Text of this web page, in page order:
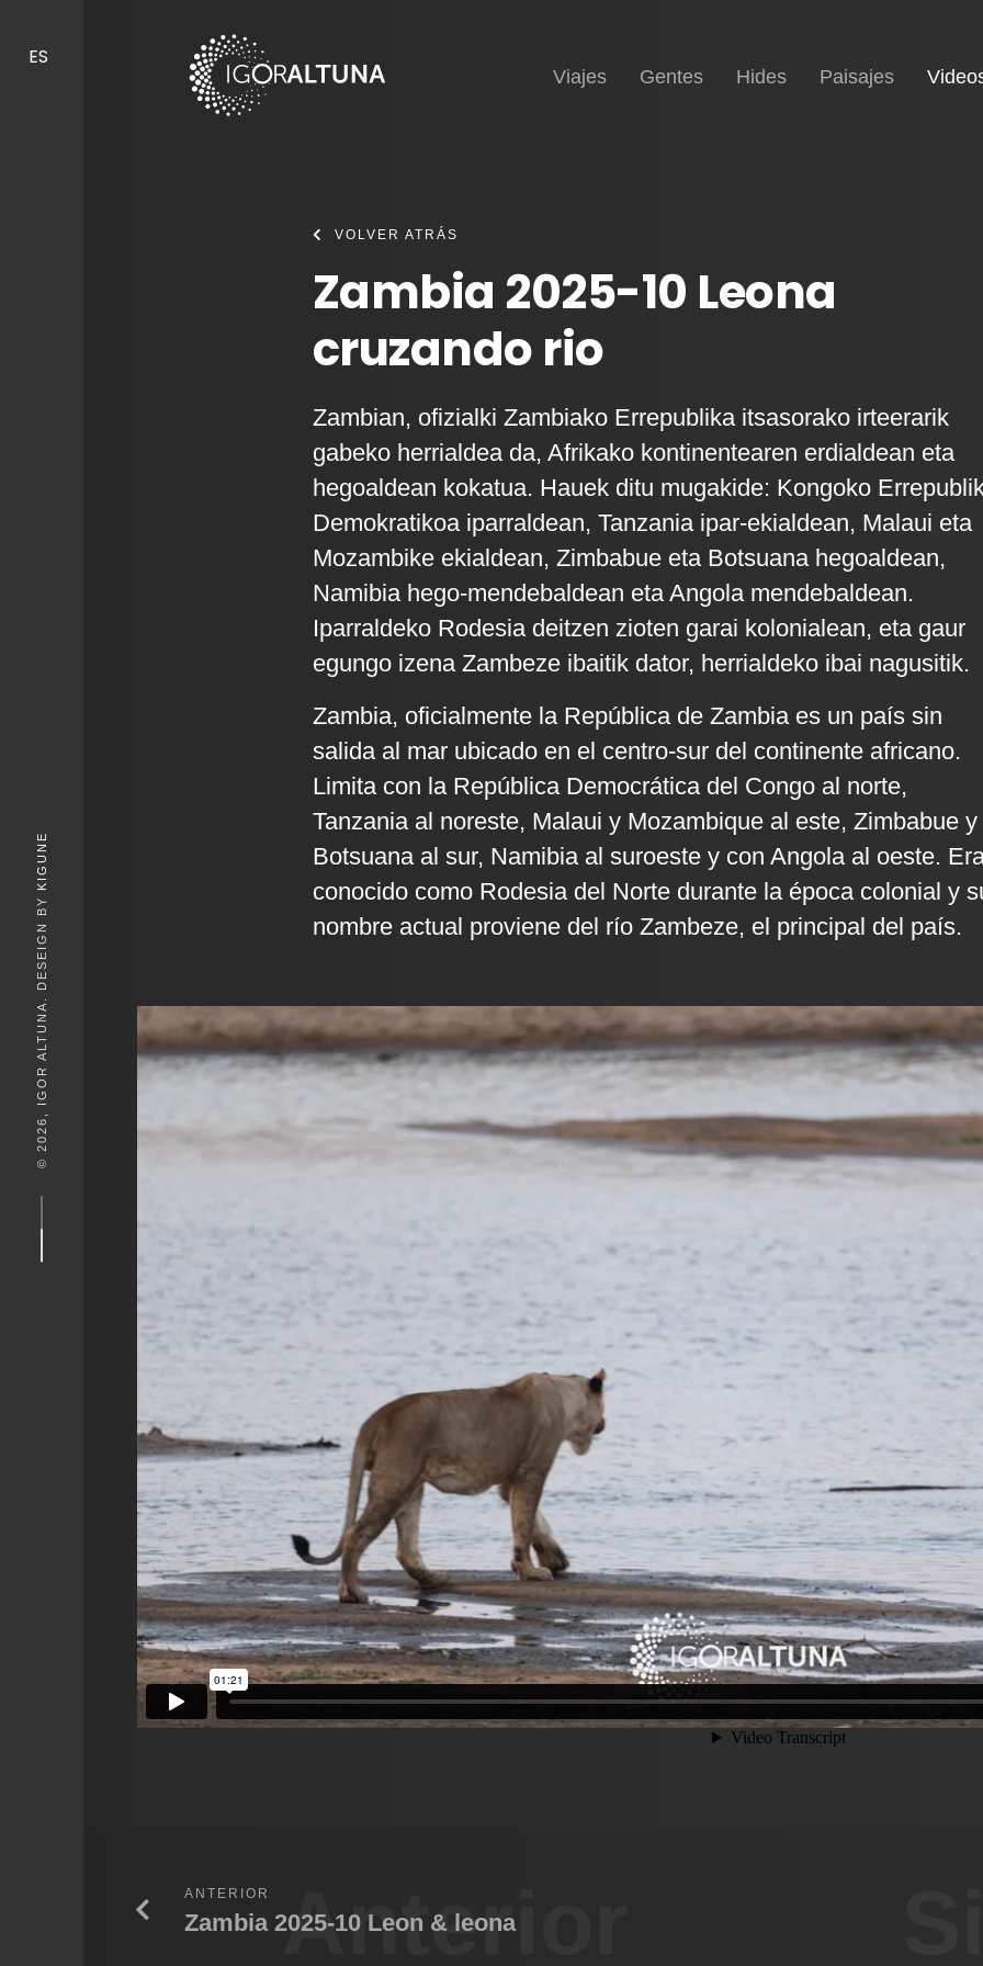
ES
© 2026, IGOR ALTUNA. DESEIGN BY
KIGUNE
Inicio
Viajes Gentes Hides Paisajes
VOLVER ATRÁS
Zambia 2025-10 Leona
cruzando rio
Zambian, ofizialki Zambiako Errepublika itsasorako irteerarik
gabeko herrialdea da, Afrikako kontinentearen erdialdean eta
hegoaldean kokatua. Hauek ditu mugakide: Kongoko
Demokratikoa iparraldean, Tanzania ipar-ekialdean, Malaui eta
Mozambike ekialdean, Zimbabue eta Botsuana hegoaldean,
Namibia hego-mendebaldean eta Angola mendebaldean.
Iparraldeko Rodesia deitzen zioten garai kolonialean, eta gaur
egungo izena Zambeze ibaitik dator, herrialdeko ibai nagusitik.
Zambia, oficialmente la República de Zambia es un país sin
salida al mar ubicado en el centro-sur del continente africano.
Limita con la República Democrática del Congo al norte,
Tanzania al noreste, Malaui y Mozambique al este, Zimbabue y
Botsuana al sur, Namibia al suroeste y con Angola al oeste.
conocido como Rodesia del Norte durante la época colonial y
nombre actual proviene del río Zambeze, el principal del país.
Anterior
ANTERIOR
Zambia 2025-10 Leon & leona